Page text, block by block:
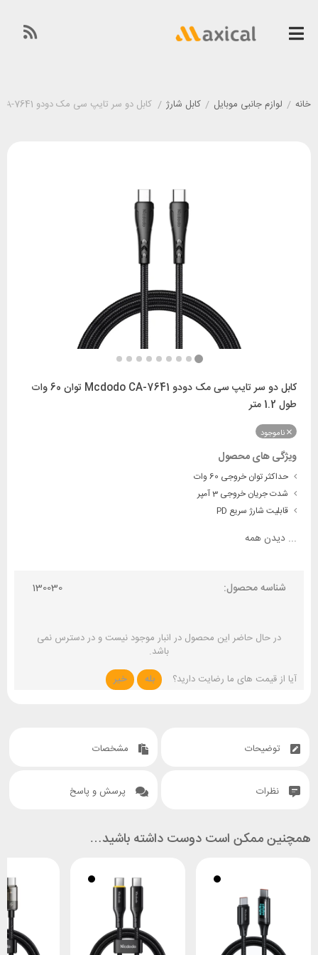
خانه / لوازم جانبی موبایل / کابل شارژ / کابل دو سر تایپ سی مک دودو Mcdodo CA-7641 توان 60 وات طول 1.2 متر
کابل دو سر تایپ سی مک دودو Mcdodo CA-7641 توان 60 وات
طول 1.2 متر
ناموجود
ویژگی های محصول
حداکثر توان خروجی 60 وات
شدت جریان خروجی 3 آمپر
قابلیت شارژ سریع PD
... دیدن همه
شناسه محصول: 130030
در حال حاضر این محصول در انبار موجود نیست و در دسترس نمی
باشد.
آیا از قیمت های ما رضایت دارید؟
بله خیر
توضیحات مشخصات
نظرات پرسش و پاسخ
همچنین ممکن است دوست داشته باشید…